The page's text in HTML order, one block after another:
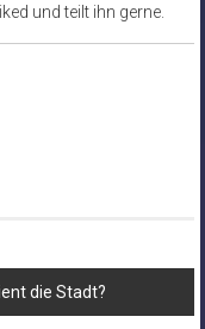
und teilt ihn gerne.
die Stadt?